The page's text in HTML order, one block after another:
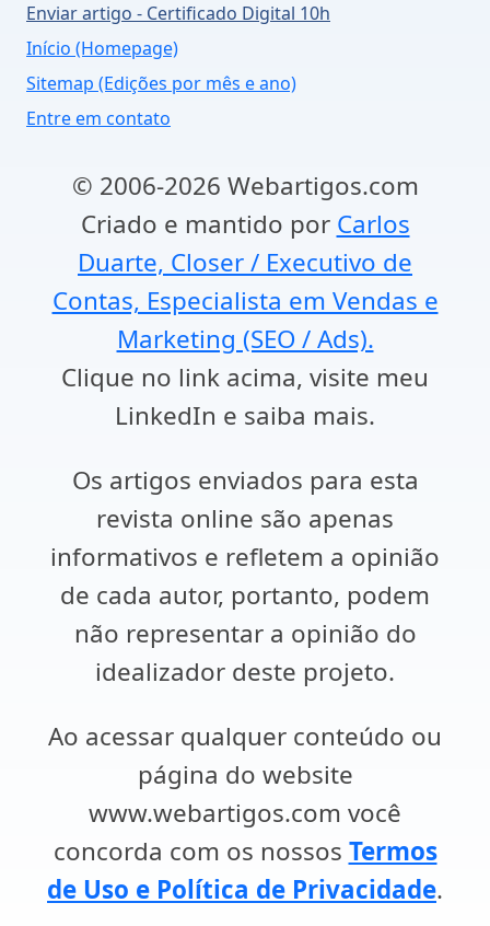
Enviar artigo - Certificado Digital 10h
Início (Homepage)
Sitemap (Edições por mês e ano)
Entre em contato
© 2006-2026 Webartigos.com
Criado e mantido por Carlos
Duarte, Closer / Executivo de
Contas, Especialista em Vendas e
Marketing (SEO / Ads).
Clique no link acima, visite meu
LinkedIn e saiba mais.
Os artigos enviados para esta
revista online são apenas
informativos e refletem a opinião
de cada autor, portanto, podem
não representar a opinião do
idealizador deste projeto.
Ao acessar qualquer conteúdo ou
página do website
www.webartigos.com você
concorda com os nossos Termos
de Uso e Política de Privacidade.